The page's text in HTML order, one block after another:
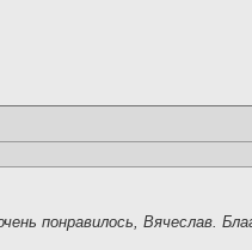
понравилось, Вячеслав.